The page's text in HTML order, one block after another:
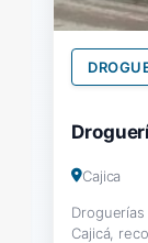
Cajica
Cajicá,